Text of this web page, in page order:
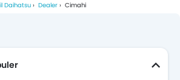
Daihatsu Dealer Cimahi